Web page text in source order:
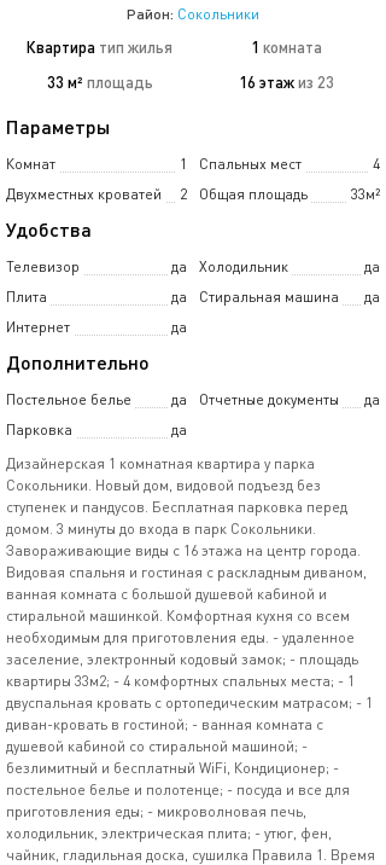
Район: Сокольники
Квартира тип жилья 1 комната
33 м² площадь 16 этажиз 23
Параметры
Комнат 1 Спальных мест
4
Двухместных кроватей
2 Общая площадь 33м²
Удобства
Телевизор да Холодильник
да
Плита
да Стиральная машина
да
Интернет
да
Дополнительно
Постельное белье да Отчетные документы
да
Парковка
да
Дизайнерская 1 комнатная квартира у парка
Сокольники. Новый дом, видовой подъезд без
ступенек и пандусов. Бесплатная парковка перед
домом. 3 минуты до входа в парк Сокольники.
Завораживающие виды с 16 этажа на центр города.
Видовая спальня и гостиная с раскладным диваном,
ванная комната с большой душевой кабиной и
стиральной машинкой. Комфортная кухня со всем
необходимым для приготовления еды. - удаленное
заселение, электронный кодовый замок; - площадь
квартиры 33м2; - 4 комфортных спальных места; - 1
двуспальная кровать с ортопедическим матрасом; - 1
диван-кровать в гостиной; - ванная комната с
душевой кабиной со стиральной машиной; -
безлимитный и бесплатный WiFi, Кондиционер; -
постельное белье и полотенце; - посуда и все для
приготовления еды; - микроволновая печь,
холодильник, электрическая плита; - утюг, фен,
чайник, гладильная доска, сушилка Правила 1. Время